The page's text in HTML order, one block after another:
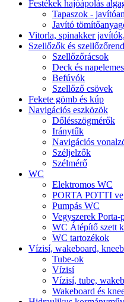
Festékek hajóápolás
Tapaszok -
Javító
Vitorla, spinakker
Szellőzők és
Szellőzőrácsok
Deck és
Befúvók
Szellőző csövek
Fekete gömb és kúp
Navigációs eszközök
Dőlésszögmérők
Iránytűk
Navigációs
Széljelzők
Szélmérő
WC
Elektromos WC
PORTA POTTI
Pumpás WC
Vegyszerek Porta-
WC Átépítő szett
WC tartozékok
Vízisí, wakeboard,
Tube-ok
Vízisí
Vízisí, tube,
Wakeboard és